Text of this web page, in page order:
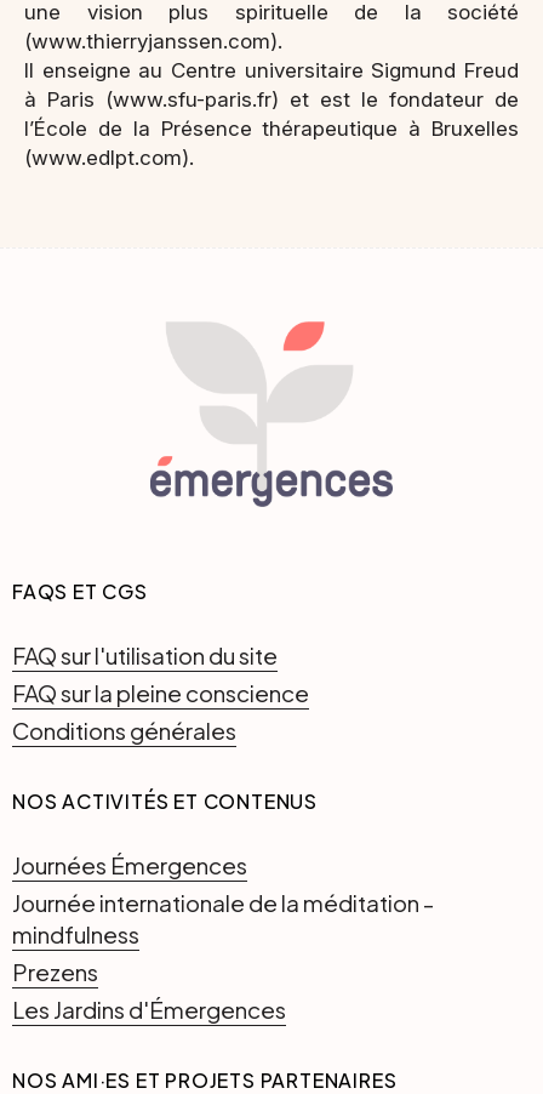
une vision plus spirituelle de la société
(www.thierryjanssen.com).
Il enseigne au Centre universitaire Sigmund Freud
à Paris (www.sfu-paris.fr) et est le fondateur de
l’École de la Présence thérapeutique à Bruxelles
(www.edlpt.com).
FAQS ET CGS
FAQ sur l'utilisation du site
FAQ sur la pleine conscience
Conditions générales
NOS ACTIVITÉS ET CONTENUS
Journées Émergences
Journée internationale de la méditation -
mindfulness
Prezens
Les Jardins d'Émergences
NOS AMI·ES ET PROJETS PARTENAIRES